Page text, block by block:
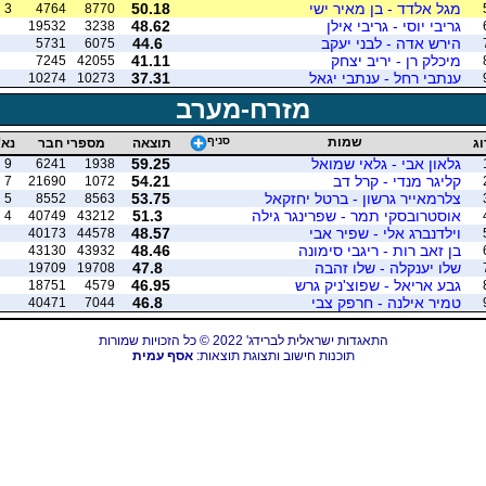
מגל אלדד - בן מאיר ישי 50.18
8770
4764
3
גריבי יוסי - גריבי אילן 48.62
3238
19532
הירש אדה - לבני יעקב 44.6
6075
5731
מיכלק רן - יריב יצחק 41.11
42055
7245
ענתבי רחל - ענתבי יגאל 37.31
10273
10274
מזרח-מערב
שמות סניף תוצאה מספרי חבר
1
גלאון אבי - גלאי שמואל 59.25
1938
6241
9
קליגר מנדי - קרל דב 54.21
1072
21690
7
צלרמאייר גרשון - ברטל יחזקאל 53.75
8563
8552
5
אוסטרובסקי תמר - שפרינגר גילה 51.3
43212
40749
4
וילדנברג אלי - שפיר אבי 48.57
44578
40173
בן זאב רות - ריגבי סימונה 48.46
43932
43130
שלו יענקלה - שלו זהבה 47.8
19708
19709
גבע אריאל - שפוצ'ניק גרש 46.95
4579
18751
טמיר אילנה - חרפק צבי 46.8
7044
40471
התאגדות ישראלית לברידג' 2022 © כל הזכויות שמורות
תוכנות חישוב ותצוגת תוצאות:אסף עמית